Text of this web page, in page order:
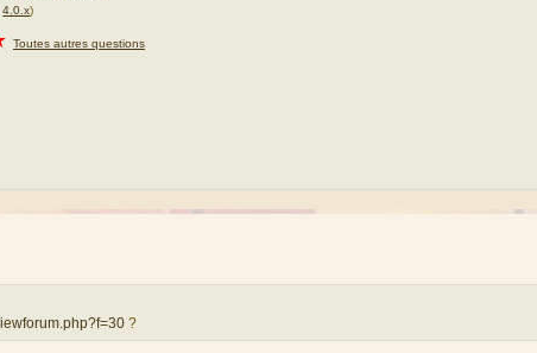
4.0.x)
Toutes autres questions
?